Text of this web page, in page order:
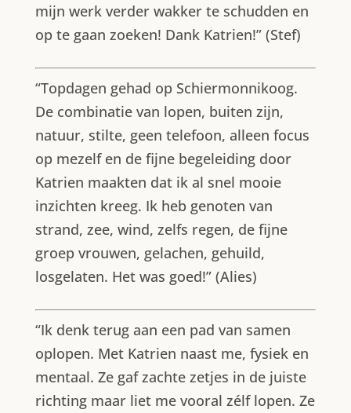
mijn werk verder wakker te schudden en
op te gaan zoeken! Dank Katrien!” (Stef)
“Topdagen gehad op Schiermonnikoog.
De combinatie van lopen, buiten zijn,
natuur, stilte, geen telefoon, alleen focus
op mezelf en de fijne begeleiding door
Katrien maakten dat ik al snel mooie
inzichten kreeg. Ik heb genoten van
strand, zee, wind, zelfs regen, de fijne
groep vrouwen, gelachen, gehuild,
losgelaten. Het was goed!” (Alies)
“Ik denk terug aan een pad van samen
oplopen. Met Katrien naast me, fysiek en
mentaal. Ze gaf zachte zetjes in de juiste
richting maar liet me vooral zélf lopen. Ze